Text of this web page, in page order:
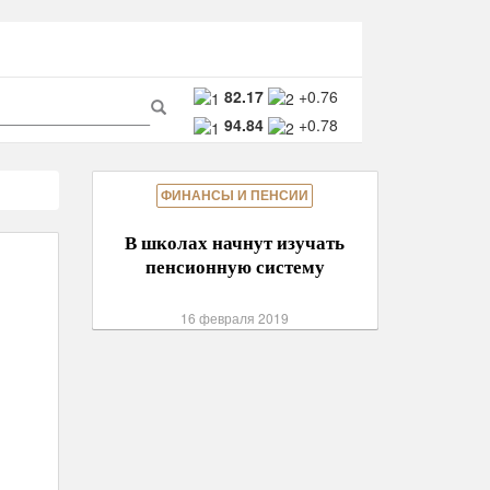
82.17
+0.76
94.84
+0.78
Поиск
ФИНАНСЫ И ПЕНСИИ
В школах начнут изучать
пенсионную систему
16 февраля 2019